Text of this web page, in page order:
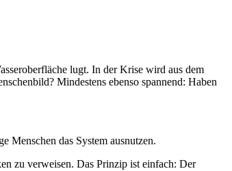
lugt. In der Krise wird aus dem
Mindestens ebenso spannend: Haben
Menschen das System ausnutzen.
zu verweisen. Das Prinzip ist einfach: Der